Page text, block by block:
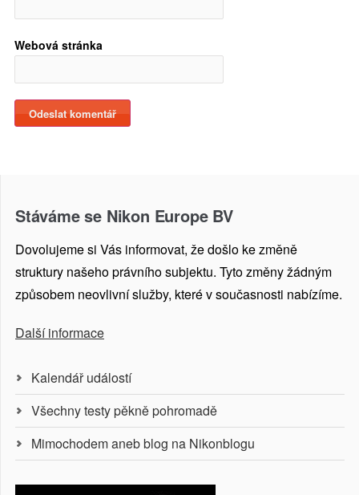
Webová stránka
Stáváme se Nikon Europe BV
Dovolujeme si Vás informovat, že došlo ke změně
struktury našeho právního subjektu. Tyto změny žádným
způsobem neovlivní služby, které v současnosti nabízíme.
Další informace
Kalendář událostí
Všechny testy pěkně pohromadě
Mimochodem aneb blog na Nikonblogu